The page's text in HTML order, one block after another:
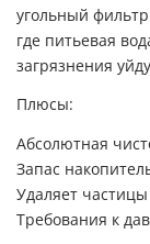
угольный фильтр
где питьевая
загрязнения
Плюсы:
Абсолютная
Запас
Удаляет
Требования к